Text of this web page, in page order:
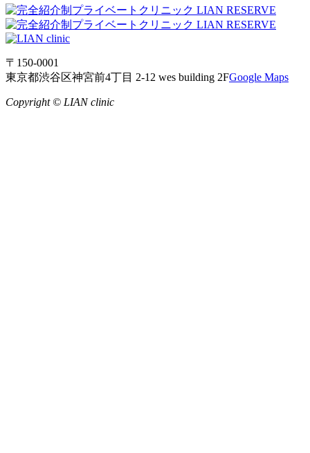
〒150-0001
東京都渋谷区神宮前4丁目 2-12 wes building 2FGoogle Maps
Copyright © LIAN clinic